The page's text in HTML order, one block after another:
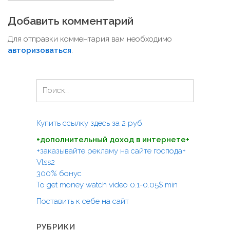
в
и
г
Добавить комментарий
Для отправки комментария вам необходимо
авторизоваться
т
:
Купить ссылку здесь за 2 руб.
+дополнительный доход в интернете+
+заказывайте рекламу на сайте господа+
Vtss2
300% бонус
To get money watch video 0.1-0.05$ min
Поставить к себе на сайт
РУБРИКИ